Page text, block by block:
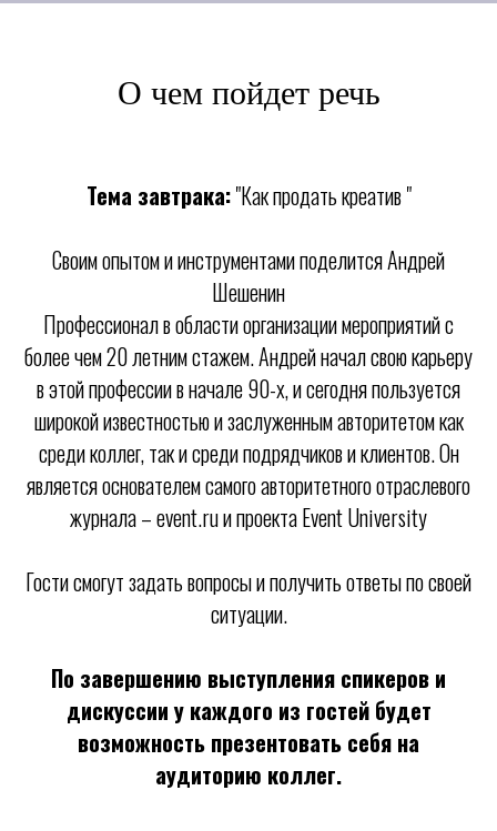
О чем пойдет речь
Тема завтрака:"Как продать креатив "
Своим опытом и инструментами поделится Андрей
Шешенин
Профессионал в области организации мероприятий с
более чем 20 летним стажем. Андрей начал свою карьеру
в этой профессии в начале 90-х, и сегодня пользуется
широкой известностью и заслуженным авторитетом как
среди коллег, так и среди подрядчиков и клиентов. Он
является основателем самого авторитетного отраслевого
журнала – event.ru и проекта Event University
Гости смогут задать вопросы и получить ответы по своей
ситуации.
По завершению выступления спикеров и
дискуссии у каждого из гостей будет
возможность презентовать себя на
аудиторию коллег.